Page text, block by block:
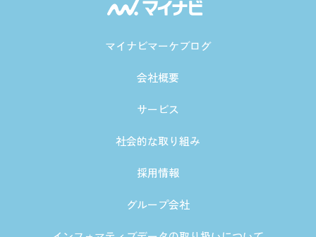
マイナビマーケブログ
会社概要
サービス
社会的な取り組み
採用情報
グループ会社